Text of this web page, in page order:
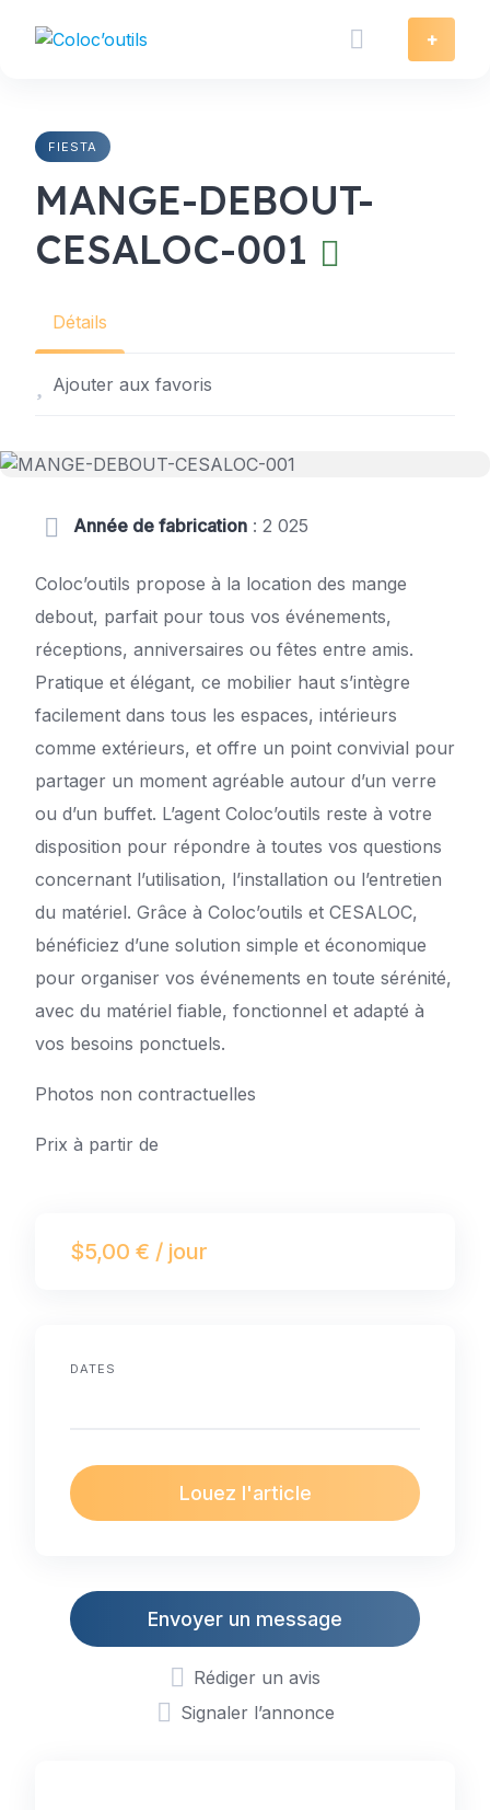
+
FIESTA
MANGE-DEBOUT-
CESALOC-001
Détails
Ajouter aux favoris
Année de fabrication : 2 025
Coloc’outils propose à la location des mange
debout, parfait pour tous vos événements,
réceptions, anniversaires ou fêtes entre amis.
Pratique et élégant, ce mobilier haut s’intègre
facilement dans tous les espaces, intérieurs
comme extérieurs, et offre un point convivial pour
partager un moment agréable autour d’un verre
ou d’un buffet. L’agent Coloc’outils reste à votre
disposition pour répondre à toutes vos questions
concernant l’utilisation, l’installation ou l’entretien
du matériel. Grâce à Coloc’outils et CESALOC,
bénéficiez d’une solution simple et économique
pour organiser vos événements en toute sérénité,
avec du matériel fiable, fonctionnel et adapté à
vos besoins ponctuels.
Photos non contractuelles
Prix à partir de
$5,00 € / jour
DATES
Louez l'article
Envoyer un message
Rédiger un avis
Signaler l’annonce